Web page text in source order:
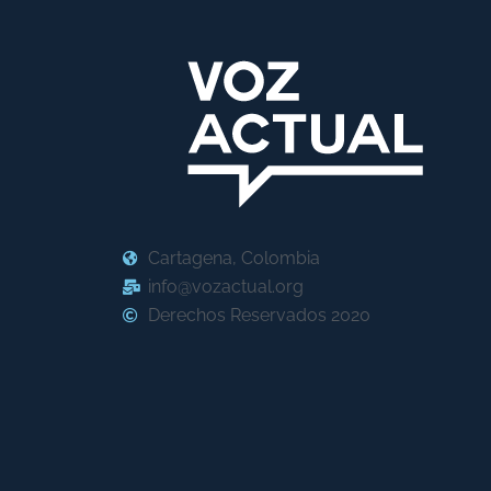
Cartagena, Colombia
info@vozactual.org
Derechos Reservados 2020